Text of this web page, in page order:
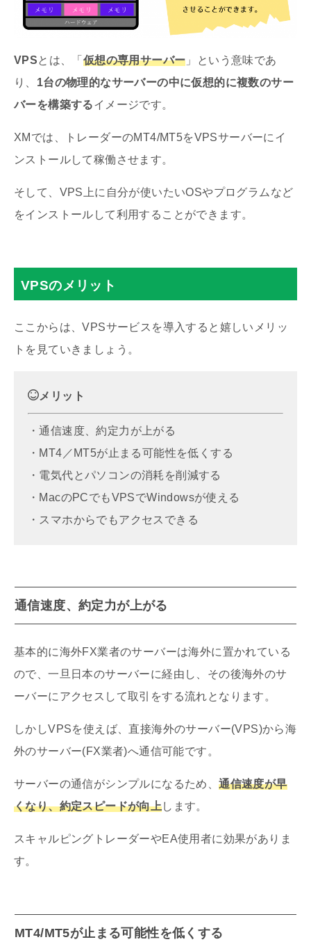
VPSとは、「 仮想の専用サーバー 」という意味であ
り、 1台の物理的なサーバーの中に仮想的に複数のサー
バーを構築するイメージです。
XMでは、トレーダーのMT4/MT5をVPSサーバーにイ
ンストールして稼働させます。
そして、VPS上に自分が使いたいOSやプログラムなど
をインストールして利用することができます。
VPSのメリット
ここからは、VPSサービスを導入すると嬉しいメリッ
トを見ていきましょう。
メリット
・通信速度、約定力が上がる
・MT4／MT5が止まる可能性を低くする
・電気代とパソコンの消耗を削減する
・MacのPCでもVPSでWindowsが使える
・スマホからでもアクセスできる
通信速度、約定力が上がる
基本的に海外FX業者のサーバーは海外に置かれている
ので、一旦日本のサーバーに経由し、その後海外のサ
ーバーにアクセスして取引をする流れとなります。
しかしVPSを使えば、直接海外のサーバー(VPS)から海
外のサーバー(FX業者)へ通信可能です。
サーバーの通信がシンプルになるため、通信速度が早
くなり、約定スピードが向上します。
スキャルピングトレーダーやEA使用者に効果がありま
す。
MT4/MT5が止まる可能性を低くする